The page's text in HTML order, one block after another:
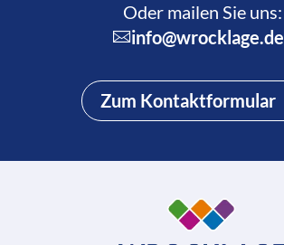
Oder mailen Sie uns:
info@wrocklage.de
Zum Kontaktformular